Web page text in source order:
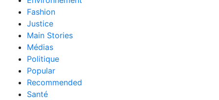
Fashion
Justice
Main Stories
Médias
Politique
Popular
Recommended
Santé